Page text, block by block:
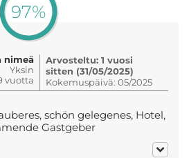
97%
nimeä
Yksin
vuotta
Arvosteltu: 1 vuosi
sitten (31/05/2025)
Kokemuspäivä: 05/2025
schön gelegenes, Hotel,
Gastgeber